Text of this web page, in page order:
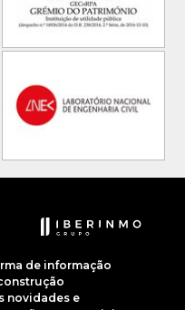
de informação
novidades e